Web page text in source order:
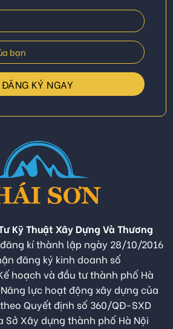
Kỹ Thuật Xây Dựng Và Thương
kí thành lập ngày 28/10/2016
đăng ký kinh doanh số
hoạch và đầu tư thành phố Hà
lực hoạt động xây dựng của
Quyết định số 360/QĐ-SXD
Sở Xây dựng thành phố Hà Nội